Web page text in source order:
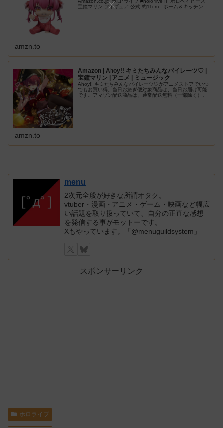
Amazon.co.jp: ホロ*ライブ #holo*live IF ホロベイビーズ
宝鐘マリン フィギュア 公式 約11cm : ホーム＆キッチン
amzn.to
Amazon | Ahoy!! キミたちみんなパイレーツ♡ |
宝鐘マリン | アニメ | ミュージック
Ahoy!! キミたちみんなパイレーツ♡がアニメストアでいつ
でもお買い得。当日お急ぎ便対象商品は、当日お届け可能
です。アマゾン配送商品は、通常配送無料（一部除く）。
amzn.to
menu
2次元全般が好きな所謂オタク。
vtuber・漫画・アニメ・ゲーム・映画など幅広
い話題を取り扱っていて、自分の正直な感想
を発信する事がモットーです。
Xもやっています。「@menuguildsystem」
スポンサーリンク
ホロライブ